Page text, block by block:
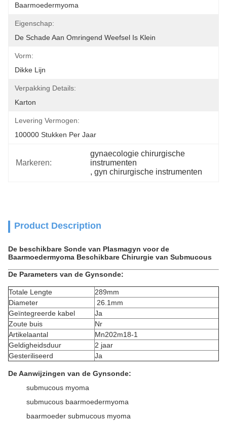
Baarmoedermyoma
Eigenschap:
De Schade Aan Omringend Weefsel Is Klein
Vorm:
Dikke Lijn
Verpakking Details:
Karton
Levering Vermogen:
100000 Stukken Per Jaar
Markeren:
gynaecologie chirurgische
instrumenten
, gyn chirurgische instrumenten
Product Description
De beschikbare Sonde van Plasmagyn voor de
Baarmoedermyoma Beschikbare Chirurgie van Submucous
De Parameters van de Gynsonde:
Totale Lengte
289mm
Diameter
26.1mm
Geïntegreerde kabel
Ja
Zoute buis
Nr
Artikelaantal
Mn202m18-1
Geldigheidsduur
2 jaar
Gesteriliseerd
Ja
De Aanwijzingen van de Gynsonde:
submucous myoma
submucous baarmoedermyoma
baarmoeder submucous myoma